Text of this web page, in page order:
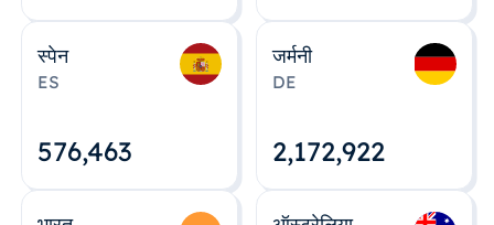
स्पेन
ES
576,463
जर्मनी
DE
2,172,922